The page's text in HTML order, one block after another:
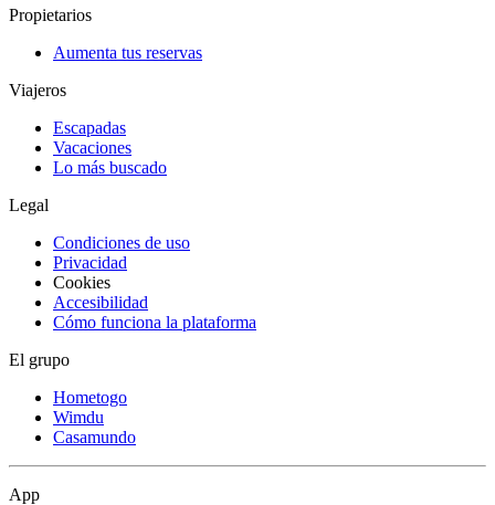
Propietarios
Aumenta tus reservas
Viajeros
Escapadas
Vacaciones
Lo más buscado
Legal
Condiciones de uso
Privacidad
Cookies
Accesibilidad
Cómo funciona la plataforma
El grupo
Hometogo
Wimdu
Casamundo
App